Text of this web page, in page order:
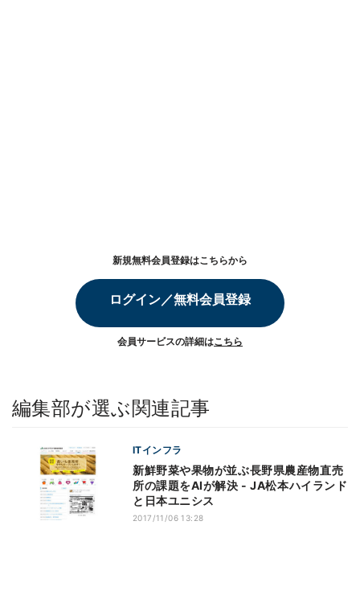
新規無料会員登録はこちらから
ログイン／無料会員登録
会員サービスの詳細はこちら
編集部が選ぶ関連記事
ITインフラ
新鮮野菜や果物が並ぶ長野県農産物直売
所の課題をAIが解決 - JA松本ハイランド
と日本ユニシス
2017/11/06 13:28